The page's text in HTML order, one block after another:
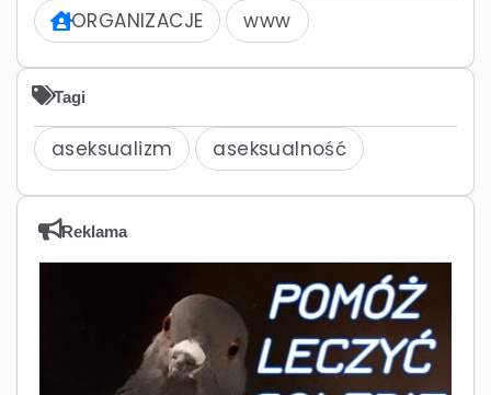
ORGANIZACJE www
Tagi
aseksualizm aseksualność
Reklama